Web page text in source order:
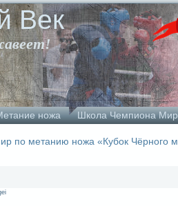
Век
ножа Школа Чемпиона
по метанию ножа «Кубок Чёрного